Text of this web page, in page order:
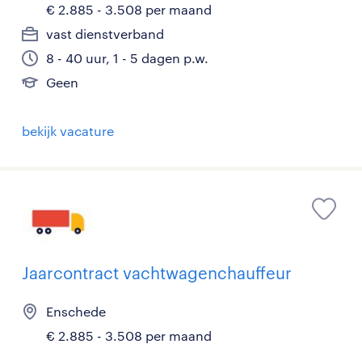
€ 2.885 - 3.508 per maand
vast dienstverband
8 - 40 uur, 1 - 5 dagen p.w.
Geen
bekijk vacature
Jaarcontract vachtwagenchauffeur
Enschede
€ 2.885 - 3.508 per maand